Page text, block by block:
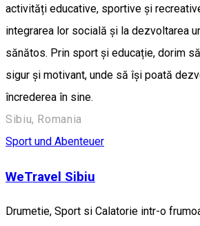
activități educative, sportive și
integrarea lor socială și la dezvoltarea
sănătos. Prin sport și educație, dorim
sigur și motivant, unde să își poată
încrederea în sine.
Sibiu, Romania
Sport und Abenteuer
WeTravel Sibiu
Drumetie, Sport si Calatorie intr-o